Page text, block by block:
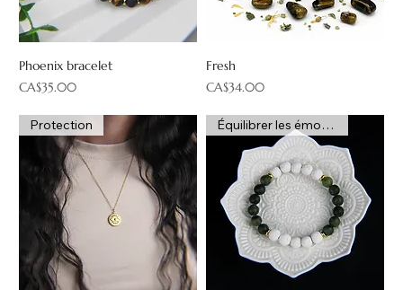
Phoenix bracelet
Price
CA$35.00
Fresh
Price
CA$34.00
Protection Équilibrer les émotions